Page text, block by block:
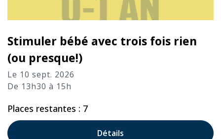
Stimuler bébé avec trois fois rien
(ou presque!)
Le 10 sept. 2026
De 13h30 à 15h
Places restantes : 7
Détails